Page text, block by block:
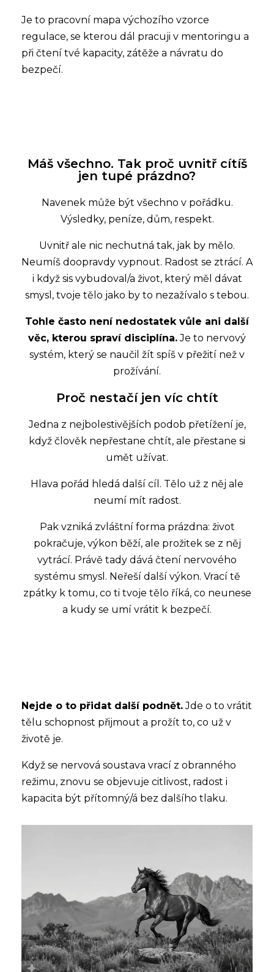
Je to pracovní mapa výchozího vzorce
regulace, se kterou dál pracuji v mentoringu a
při čtení tvé kapacity, zátěže a návratu do
bezpečí.
Máš všechno. Tak proč uvnitř cítíš
jen tupé prázdno?
Navenek může být všechno v pořádku.
Výsledky, peníze, dům, respekt.
Uvnitř ale nic nechutná tak, jak by mělo.
Neumíš doopravdy vypnout. Radost se ztrácí. A
i když sis vybudoval/a život, který měl dávat
smysl, tvoje tělo jako by to nezažívalo s tebou.
Tohle často není nedostatek vůle ani další
věc, kterou spraví disciplína.Je to nervový
systém, který se naučil žít spíš v přežití než v
prožívání.
Proč nestačí jen víc chtít
Jedna z nejbolestivějších podob přetížení je,
když člověk nepřestane chtít, ale přestane si
umět užívat.
Hlava pořád hledá další cíl. Tělo už z něj ale
neumí mít radost.
Pak vzniká zvláštní forma prázdna: život
pokračuje, výkon běží, ale prožitek se z něj
vytrácí. Právě tady dává čtení nervového
systému smysl. Neřeší další výkon. Vrací tě
zpátky k tomu, co ti tvoje tělo říká, co neunese
a kudy se umí vrátit k bezpečí.
Nejde o to přidat další podnět.Jde o to vrátit
tělu schopnost přijmout a prožít to, co už v
životě je.
Když se nervová soustava vrací z obranného
režimu, znovu se objevuje citlivost, radost i
kapacita být přítomný/á bez dalšího tlaku.